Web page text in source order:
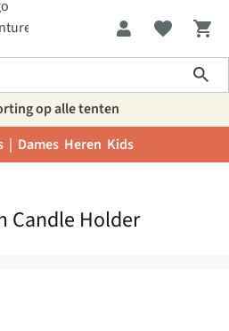
op alle tenten
| Dames Heren Kids
Candle Holder